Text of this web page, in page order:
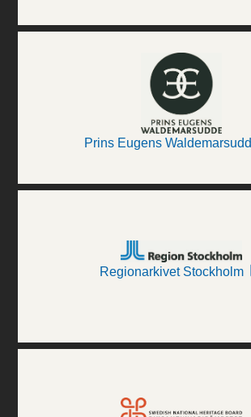
Prins Eugens
Regionarkivet Stockholm